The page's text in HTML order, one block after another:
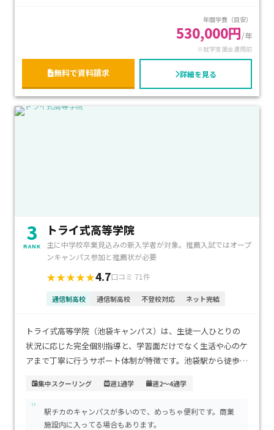
年間学費（目安）
530,000円/年
※就学支援金適用前
無料で資料請求 詳細を見る
3
RANK
トライ式高等学院
主に中学校卒業見込みの新入学者が対象。推薦入試ではオープ
ンキャンパス参加と推薦状が必要
★★★★★4.7口コミ 71件
通信制高校 通信制高校 不登校対応 ネット完結
トライ式高等学院（池袋キャンパス）は、生徒一人ひとりの
状況に応じた完全個別指導と、学習面だけでなく生活や心のケ
アまで丁寧に行うサポート体制が特徴です。池袋駅から徒歩圏
内各地や埼玉方面からのアクセスも非常に良好です。学費は大
手サポート校として標準的な水準で、安心して継続できる点も
魅力です。不登校経験がある生徒や、自分のペースで高校卒業
集中スクーリング 週1通学 週2～4通学
"
駅チカのキャンパスが多いので、めっちゃ便利です。商業
施設内に入ってる場合もあります。